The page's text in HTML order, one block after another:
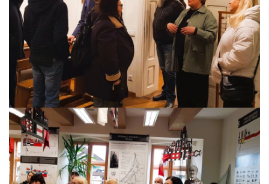
ES PROJEKTAS GENIUS LOCI. Įrengtas Vydūno suolelis
ES PROJEKTAS GENIUS LOCI. Kieme ,,dygsta"
ES PROJEKTAS GENIUS LOCI. Rengiamas Vydūno suolelis
ES PROJEKTAS GENIUS LOCI. Vydūno šviesos festivalio
ES PROJEKTAS GENIUS LOCI. Įrengtas Vydūno šviesos
ES PROJEKTAS GENIUS LOCI. Įrengtas kiemo apšvietimas
ES projektas GENIUS LOCI. Audio gidas muziejuje